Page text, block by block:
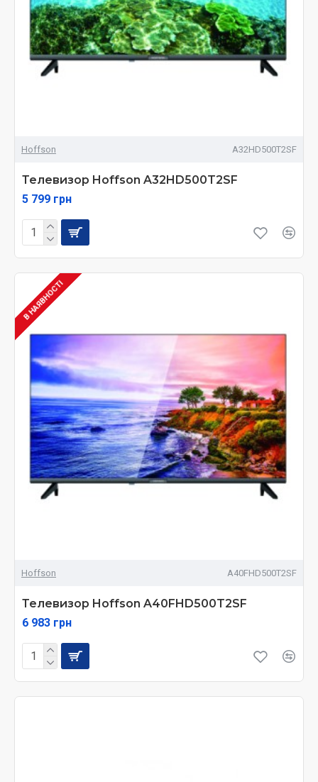
Hoffson A32HD500T2SF
Телевизор Hoffson A32HD500T2SF
5 799 грн
В НАЯВНОСТІ
Hoffson A40FHD500T2SF
Телевизор Hoffson A40FHD500T2SF
6 983 грн